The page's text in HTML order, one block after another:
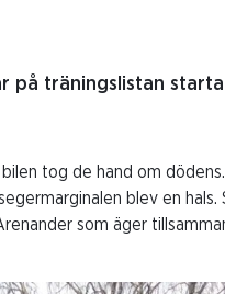
på träningslistan
tog de hand om
blev en hals.
som äger